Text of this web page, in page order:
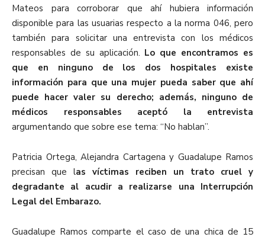
Mateos para corroborar que ahí hubiera información
disponible para las usuarias respecto a la norma 046, pero
también para solicitar una entrevista con los médicos
responsables de su aplicación. Lo que encontramos es
que en ninguno de los dos hospitales existe
información para que una mujer pueda saber que ahí
puede hacer valer su derecho; además, ninguno de
médicos responsables aceptó la entrevista
argumentando que sobre ese tema: “No hablan”.
Patricia Ortega, Alejandra Cartagena y Guadalupe Ramos
precisan que las víctimas reciben un trato cruel y
degradante al acudir a realizarse una Interrupción
Legal del Embarazo.
Guadalupe Ramos comparte el caso de una chica de 15